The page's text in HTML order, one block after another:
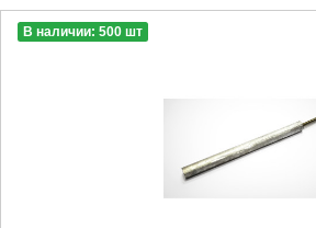
В наличии: 500 шт